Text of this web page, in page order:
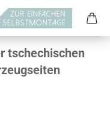
tschechischen